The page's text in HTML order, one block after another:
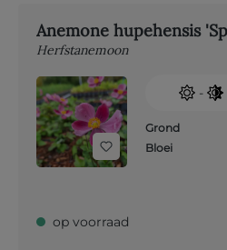
Anemone hupehensis
Herfstanemoon
-
Grond
Bloei
op voorraad